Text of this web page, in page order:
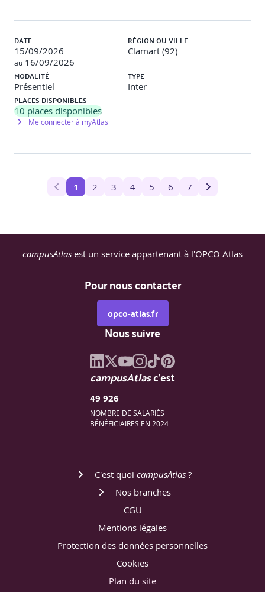
DATE
15/09/2026
au 16/09/2026
RÉGION OU VILLE
Clamart (92)
MODALITÉ
Présentiel
TYPE
Inter
PLACES DISPONIBLES
10 places disponibles
Me connecter à myAtlas
1 2 3 4 5 6 7
campusAtlas est un service appartenant à l'OPCO Atlas
Pour nous contacter
opco-atlas.fr
Nous suivre
campusAtlasc'est
49 926
NOMBRE DE SALARIÉS
BÉNÉFICIAIRES EN 2024
C'est quoi campusAtlas ?
Nos branches
CGU
Mentions légales
Protection des données personnelles
Cookies
Plan du site